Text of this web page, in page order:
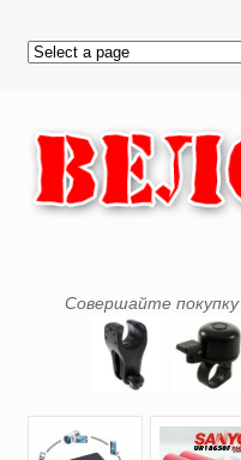
Совершайте